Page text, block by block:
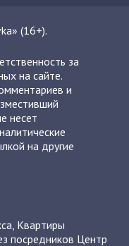
(16+).
за
на сайте.
и
несет
на другие
, Квартиры
посредников Центр